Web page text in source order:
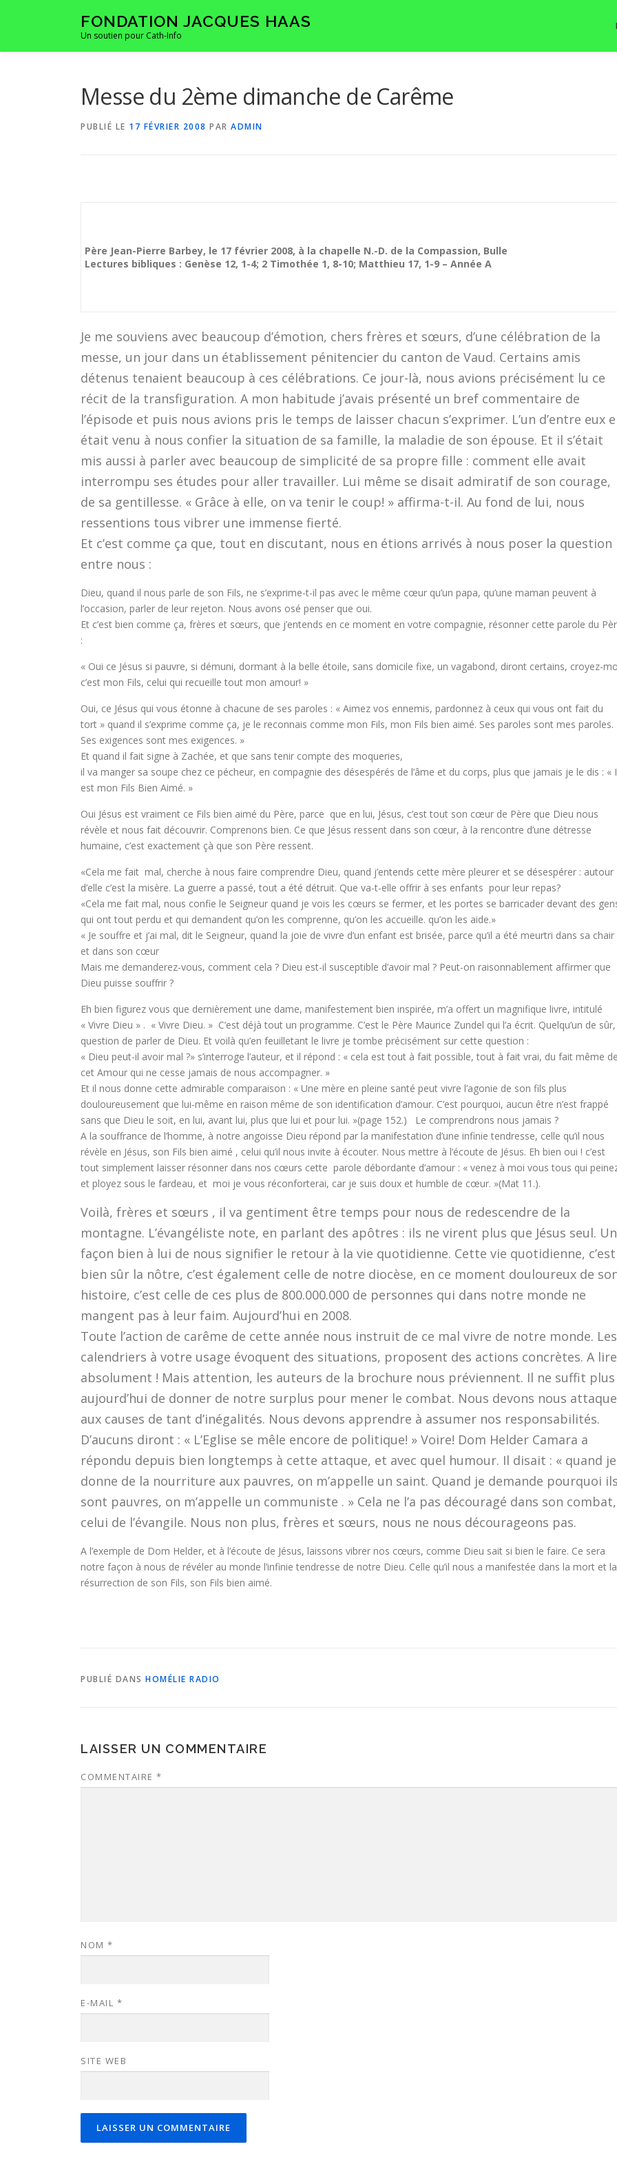
FONDATION JACQUES HAAS
Un soutien pour Cath-Info
Messe du 2ème dimanche de Carême
PUBLIÉ LE 17 FÉVRIER 2008 PAR ADMIN
Père Jean-Pierre Barbey, le 17 février 2008, à la chapelle N.-D. de la Compassion, Bulle
Lectures bibliques : Genèse 12, 1-4; 2 Timothée 1, 8-10; Matthieu 17, 1-9 – Année A
Je me souviens avec beaucoup d’émotion, chers frères et sœurs, d’une célébration de la
messe, un jour dans un établissement pénitencier du canton de Vaud. Certains amis
détenus tenaient beaucoup à ces célébrations. Ce jour-là, nous avions précisément lu ce
récit de la transfiguration. A mon habitude j’avais présenté un bref commentaire de
l’épisode et puis nous avions pris le temps de laisser chacun s’exprimer. L’un d’entre eux
était venu à nous confier la situation de sa famille, la maladie de son épouse. Et il s’était
mis aussi à parler avec beaucoup de simplicité de sa propre fille : comment elle avait
interrompu ses études pour aller travailler. Lui même se disait admiratif de son courage,
de sa gentillesse. « Grâce à elle, on va tenir le coup! » affirma-t-il. Au fond de lui, nous
ressentions tous vibrer une immense fierté.
Et c’est comme ça que, tout en discutant, nous en étions arrivés à nous poser la question
entre nous :
Dieu, quand il nous parle de son Fils, ne s’exprime-t-il pas avec le même cœur qu’un papa, qu’une maman peuvent à
l’occasion, parler de leur rejeton. Nous avons osé penser que oui.
Et c’est bien comme ça, frères et sœurs, que j’entends en ce moment en votre compagnie, résonner cette parole du
:
« Oui ce Jésus si pauvre, si démuni, dormant à la belle étoile, sans domicile fixe, un vagabond, diront certains, croyez-
c’est mon Fils, celui qui recueille tout mon amour! »
Oui, ce Jésus qui vous étonne à chacune de ses paroles : « Aimez vos ennemis, pardonnez à ceux qui vous ont fait du
tort » quand il s’exprime comme ça, je le reconnais comme mon Fils, mon Fils bien aimé. Ses paroles sont mes paroles.
Ses exigences sont mes exigences. »
Et quand il fait signe à Zachée, et que sans tenir compte des moqueries,
il va manger sa soupe chez ce pécheur, en compagnie des désespérés de l’âme et du corps, plus que jamais je le dis : «
est mon Fils Bien Aimé. »
Oui Jésus est vraiment ce Fils bien aimé du Père, parce que en lui, Jésus, c’est tout son cœur de Père que Dieu nous
révèle et nous fait découvrir. Comprenons bien. Ce que Jésus ressent dans son cœur, à la rencontre d’une détresse
humaine, c’est exactement çà que son Père ressent.
«Cela me fait mal, cherche à nous faire comprendre Dieu, quand j’entends cette mère pleurer et se désespérer : autour
d’elle c’est la misère. La guerre a passé, tout a été détruit. Que va-t-elle offrir à ses enfants pour leur repas?
«Cela me fait mal, nous confie le Seigneur quand je vois les cœurs se fermer, et les portes se barricader devant des
qui ont tout perdu et qui demandent qu’on les comprenne, qu’on les accueille. qu’on les aide.»
« Je souffre et j’ai mal, dit le Seigneur, quand la joie de vivre d’un enfant est brisée, parce qu’il a été meurtri dans sa chair
et dans son cœur
Mais me demanderez-vous, comment cela ? Dieu est-il susceptible d’avoir mal ? Peut-on raisonnablement affirmer que
Dieu puisse souffrir ?
Eh bien figurez vous que dernièrement une dame, manifestement bien inspirée, m’a offert un magnifique livre, intitulé
« Vivre Dieu » . « Vivre Dieu. » C’est déjà tout un programme. C’est le Père Maurice Zundel qui l’a écrit. Quelqu’un de sûr,
question de parler de Dieu. Et voilà qu’en feuilletant le livre je tombe précisément sur cette question :
« Dieu peut-il avoir mal ?» s’interroge l’auteur, et il répond : « cela est tout à fait possible, tout à fait vrai, du fait même de
cet Amour qui ne cesse jamais de nous accompagner. »
Et il nous donne cette admirable comparaison : « Une mère en pleine santé peut vivre l’agonie de son fils plus
douloureusement que lui-même en raison même de son identification d’amour. C’est pourquoi, aucun être n’est frappé
sans que Dieu le soit, en lui, avant lui, plus que lui et pour lui. »(page 152.) Le comprendrons nous jamais ?
A la souffrance de l’homme, à notre angoisse Dieu répond par la manifestation d’une infinie tendresse, celle qu’il nous
révèle en Jésus, son Fils bien aimé , celui qu’il nous invite à écouter. Nous mettre à l’écoute de Jésus. Eh bien oui ! c’est
tout simplement laisser résonner dans nos cœurs cette parole débordante d’amour : « venez à moi vous tous qui
et ployez sous le fardeau, et moi je vous réconforterai, car je suis doux et humble de cœur. »(Mat 11.).
Voilà, frères et sœurs , il va gentiment être temps pour nous de redescendre de la
montagne. L’évangéliste note, en parlant des apôtres : ils ne virent plus que Jésus seul.
façon bien à lui de nous signifier le retour à la vie quotidienne. Cette vie quotidienne, c’est
bien sûr la nôtre, c’est également celle de notre diocèse, en ce moment douloureux de
histoire, c’est celle de ces plus de 800.000.000 de personnes qui dans notre monde ne
mangent pas à leur faim. Aujourd’hui en 2008.
Toute l’action de carême de cette année nous instruit de ce mal vivre de notre monde. Les
calendriers à votre usage évoquent des situations, proposent des actions concrètes. A lire
absolument ! Mais attention, les auteurs de la brochure nous préviennent. Il ne suffit plus
aujourd’hui de donner de notre surplus pour mener le combat. Nous devons nous
aux causes de tant d’inégalités. Nous devons apprendre à assumer nos responsabilités.
D’aucuns diront : « L’Eglise se mêle encore de politique! » Voire! Dom Helder Camara a
répondu depuis bien longtemps à cette attaque, et avec quel humour. Il disait : « quand je
donne de la nourriture aux pauvres, on m’appelle un saint. Quand je demande pourquoi ils
sont pauvres, on m’appelle un communiste . » Cela ne l’a pas découragé dans son combat,
celui de l’évangile. Nous non plus, frères et sœurs, nous ne nous décourageons pas.
A l’exemple de Dom Helder, et à l’écoute de Jésus, laissons vibrer nos cœurs, comme Dieu sait si bien le faire. Ce sera
notre façon à nous de révéler au monde l’infinie tendresse de notre Dieu. Celle qu’il nous a manifestée dans la mort et la
résurrection de son Fils, son Fils bien aimé.
PUBLIÉ DANS HOMÉLIE RADIO
LAISSER UN COMMENTAIRE
COMMENTAIRE *
NOM *
E-MAIL *
SITE WEB